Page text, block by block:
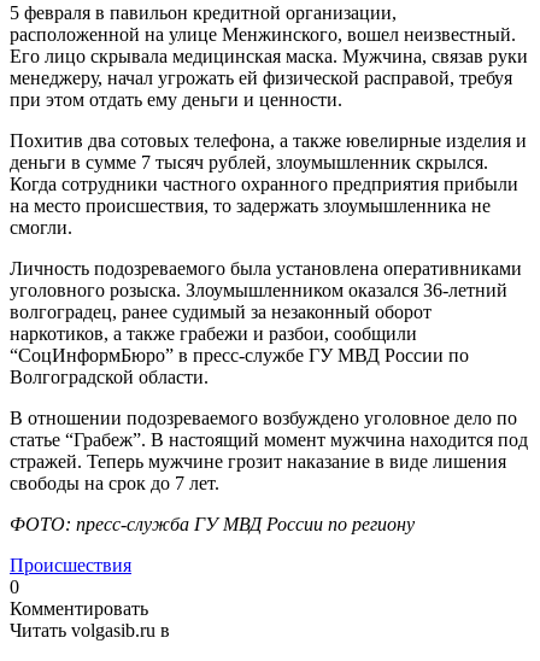
5 февраля в павильон кредитной организации,
расположенной на улице Менжинского, вошел неизвестный.
Его лицо скрывала медицинская маска. Мужчина, связав руки
менеджеру, начал угрожать ей физической расправой, требуя
при этом отдать ему деньги и ценности.
Похитив два сотовых телефона, а также ювелирные изделия и
деньги в сумме 7 тысяч рублей, злоумышленник скрылся.
Когда сотрудники частного охранного предприятия прибыли
на место происшествия, то задержать злоумышленника не
смогли.
Личность подозреваемого была установлена оперативниками
уголовного розыска. Злоумышленником оказался 36-летний
волгоградец, ранее судимый за незаконный оборот
наркотиков, а также грабежи и разбои, сообщили
“СоцИнформБюро” в пресс-службе ГУ МВД России по
Волгоградской области.
В отношении подозреваемого возбуждено уголовное дело по
статье “Грабеж”. В настоящий момент мужчина находится под
стражей. Теперь мужчине грозит наказание в виде лишения
свободы на срок до 7 лет.
ФОТО: пресс-служба ГУ МВД России по региону
Происшествия
0
Комментировать
Читать volgasib.ru в